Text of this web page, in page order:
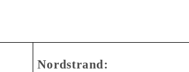
Nordstrand: